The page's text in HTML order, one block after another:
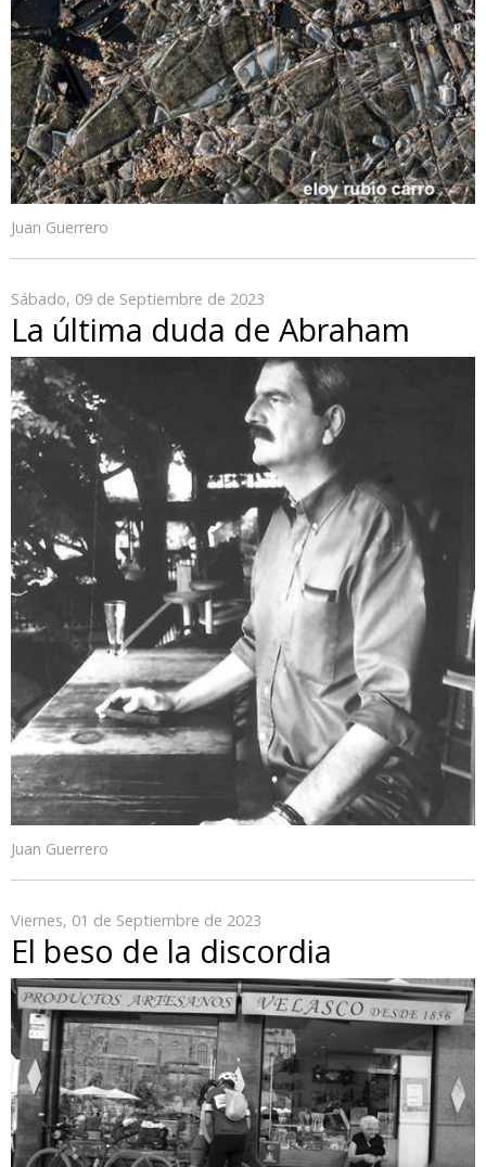
Juan Guerrero
Sábado, 09 de Septiembre de 2023
La última duda de Abraham
Juan Guerrero
Viernes, 01 de Septiembre de 2023
El beso de la discordia